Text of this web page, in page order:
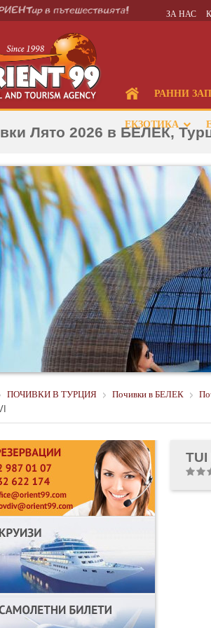
ЗА НАС
РАННИ
ЕКЗОТИКА
Лято 2026 в БЕЛЕК,
ПОЧИВКИ В ТУРЦИЯ Почивки в БЕЛЕК
TUI